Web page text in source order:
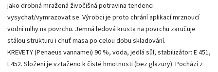
jako drobná mražená živočišná potravina tendenci
vysychat/vymrazovat se. Výrobci je proto chrání aplikací mrznoucí
vodní mlhy na povrchu. Jemná ledová krusta na povrchu zaručuje
stálou strukturu i chuť masa po celou dobu skladování.
KREVETY (Penaeus vannamei) 90 %, voda, jedlá sůl, stabilizátor: E 451,
E452. Složení je vztaženo k čisté hmotnosti (bez glazury). Pochází z